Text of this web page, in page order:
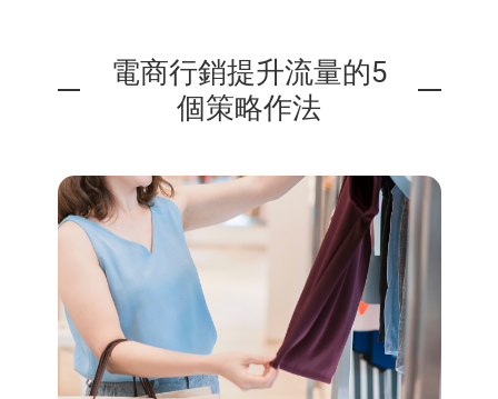
電商行銷提升流量的5
個策略作法